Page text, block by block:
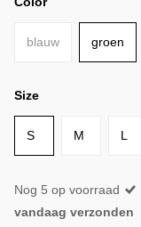
blauw groen
Size
S M L
Nog 5 op voorraad
vandaag verzonden